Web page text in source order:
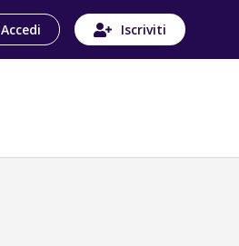
Accedi Iscriviti